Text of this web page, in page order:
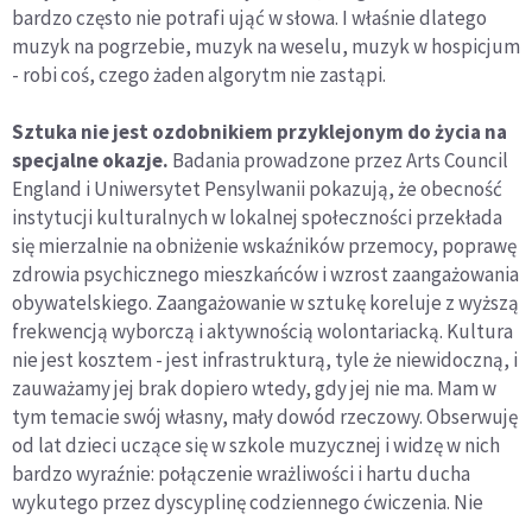
bardzo często nie potrafi ująć w słowa. I właśnie dlatego
muzyk na pogrzebie, muzyk na weselu, muzyk w hospicjum
- robi coś, czego żaden algorytm nie zastąpi.
Sztuka nie jest ozdobnikiem przyklejonym do życia na
specjalne okazje. Badania prowadzone przez Arts Council
England i Uniwersytet Pensylwanii pokazują, że obecność
instytucji kulturalnych w lokalnej społeczności przekłada
się mierzalnie na obniżenie wskaźników przemocy, poprawę
zdrowia psychicznego mieszkańców i wzrost zaangażowania
obywatelskiego. Zaangażowanie w sztukę koreluje z wyższą
frekwencją wyborczą i aktywnością wolontariacką. Kultura
nie jest kosztem - jest infrastrukturą, tyle że niewidoczną, i
zauważamy jej brak dopiero wtedy, gdy jej nie ma. Mam w
tym temacie swój własny, mały dowód rzeczowy. Obserwuję
od lat dzieci uczące się w szkole muzycznej i widzę w nich
bardzo wyraźnie: połączenie wrażliwości i hartu ducha
wykutego przez dyscyplinę codziennego ćwiczenia. Nie